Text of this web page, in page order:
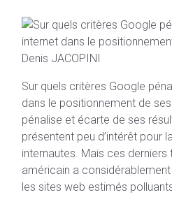
Sur quels critères Google
dans le positionnement de
pénalise et écarte de ses
présentent peu d’intérêt pour
internautes. Mais ces derniers
américain a
les sites web estimés